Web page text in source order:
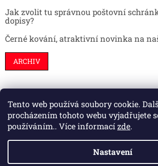
Tento web používá soubory cookie.
procházením tohoto webu vyjadřujete
používáním.. Více informacízde.
Nastavení
Jak zvolit tu správnou poštovní
dopisy?
Černé kování, atraktivní novinka na
ARCHIV
Stavební pouzdra Interiéry
Vytvořil Shoptet